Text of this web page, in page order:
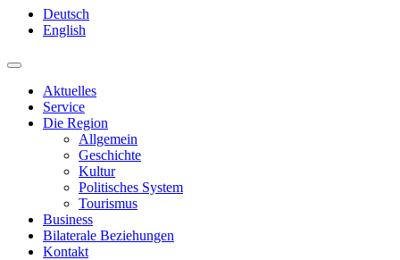
Deutsch
English
Aktuelles
Service
Die Region
Allgemein
Geschichte
Kultur
Politisches System
Tourismus
Business
Bilaterale Beziehungen
Kontakt